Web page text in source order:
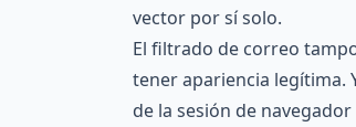
vector por sí solo.
El filtrado de correo
tener apariencia legítima.
de la sesión de